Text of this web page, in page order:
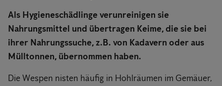
Als Hygieneschädlinge verunreinigen sie
Nahrungsmittel und übertragen Keime, die sie bei
ihrer Nahrungssuche, z.B. von Kadavern oder aus
Mülltonnen, übernommen haben.
Die Wespen nisten häufig in Hohlräumen im Gemäuer,